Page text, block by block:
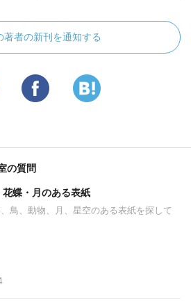
著者の新刊を通知する
の質問
花蝶・月のある表紙
鳥、動物、月、星空のある表紙を探して